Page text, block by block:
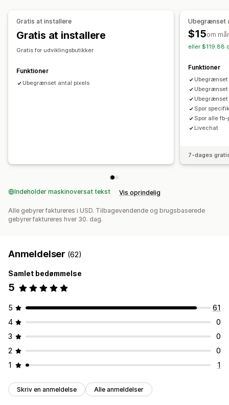
Betalingsanalyse
Købssporing
Tragtanalyse
UTM-sporing
Rapporter for flere butikker
Planlægning af rapporter
Effektivitetsanalyse
Sporing af ydeevne
Engagementsparametre
Konverteringssporing
Antal visninger
UTM-tildeling
Gratis at installere
Gratis at installere
Gratis for udviklingsbutikker
Funktioner
Ubegrænset antal pixels
Ubegrænset
$15om
eller $119.88
Funktioner
Ubegrænset
Spor
Spor alle
Livechat
7-dages
Indeholder maskinoversat tekst Vis oprindelig
Alle gebyrer faktureres i USD. Tilbagevendende og brugsbaserede
gebyrer faktureres hver 30. dag.
Anmeldelser (62)
Samlet bedømmelse
5
5
61
4
0
3
0
2
0
1
1
Skriv en anmeldelse Alle anmeldelser